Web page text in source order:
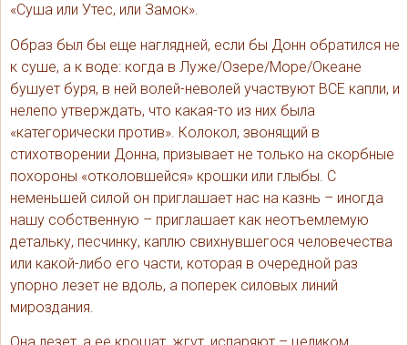
«Суша или Утес, или Замок».
Образ был бы еще наглядней, если бы Донн обратился не
к суше, а к воде: когда в Луже/Озере/Море/Океане
бушует буря, в ней волей-неволей участвуют ВСЕ капли, и
нелепо утверждать, что какая-то из них была
«категорически против». Колокол, звонящий в
стихотворении Донна, призывает не только на скорбные
похороны «отколовшейся» крошки или глыбы. С
неменьшей силой он приглашает нас на казнь – иногда
нашу собственную – приглашает как неотъемлемую
детальку, песчинку, каплю свихнувшегося человечества
или какой-либо его части, которая в очередной раз
упорно лезет не вдоль, а поперек силовых линий
мироздания.